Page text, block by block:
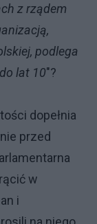
z rządem
podlega
lat 10"?
dopełnia
przed
w
i